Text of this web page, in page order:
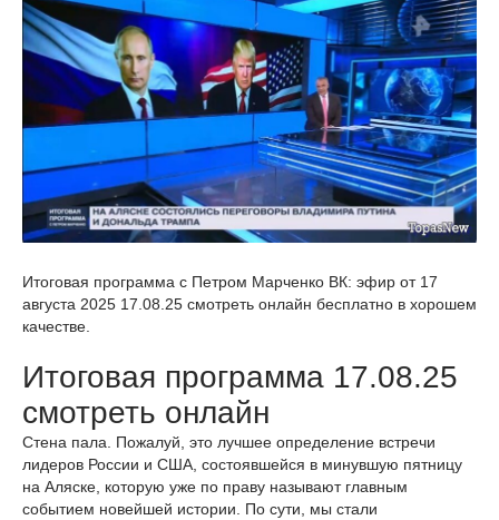
Итоговая программа с Петром Марченко ВК: эфир от 17
августа 2025 17.08.25 смотреть онлайн бесплатно в хорошем
качестве.
Итоговая программа 17.08.25
смотреть онлайн
Стена пала. Пожалуй, это лучшее определение встречи
лидеров России и США, состоявшейся в минувшую пятницу
на Аляске, которую уже по праву называют главным
событием новейшей истории. По сути, мы стали